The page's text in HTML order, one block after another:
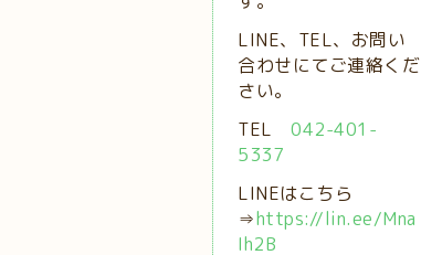
LINE、TEL、お問い
合わせにてご連絡くだ
さい。
TEL 042-401-
5337
LINEはこちら
⇒https://lin.ee/Mna
Ih2B